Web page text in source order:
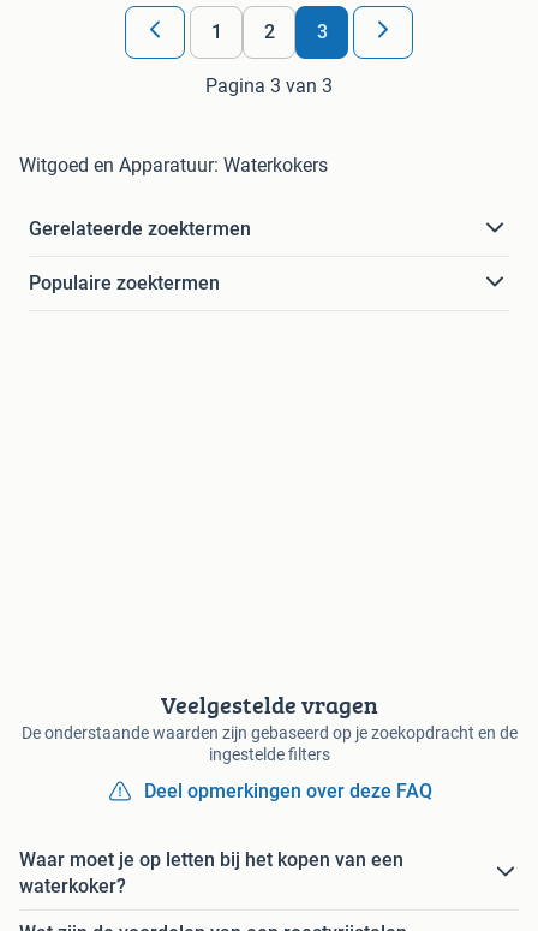
1 2 3
Pagina 3 van 3
Witgoed en Apparatuur: Waterkokers
Gerelateerde zoektermen
Populaire zoektermen
Veelgestelde vragen
De onderstaande waarden zijn gebaseerd op je zoekopdracht en de
ingestelde filters
Deel opmerkingen over deze FAQ
Waar moet je op letten bij het kopen van een
waterkoker?